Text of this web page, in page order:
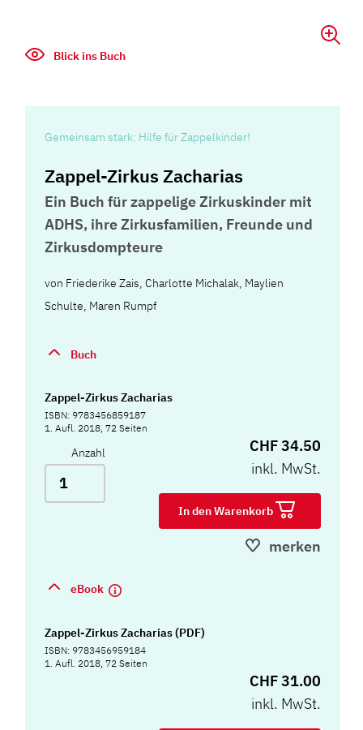
Blick ins Buch
Gemeinsam stark: Hilfe für Zappelkinder!
Zappel-Zirkus Zacharias
Ein Buch für zappelige Zirkuskinder mit
ADHS, ihre Zirkusfamilien, Freunde und
Zirkusdompteure
von Friederike Zais,Charlotte Michalak, Maylien
Schulte, Maren Rumpf
Buch
Zappel-Zirkus Zacharias
ISBN: 9783456859187
1. Aufl. 2018, 72 Seiten
Anzahl
CHF 34.50
inkl. MwSt.
In den Warenkorb
merken
eBook
Zappel-Zirkus Zacharias (PDF)
ISBN: 9783456959184
1. Aufl. 2018, 72 Seiten
CHF 31.00
inkl. MwSt.